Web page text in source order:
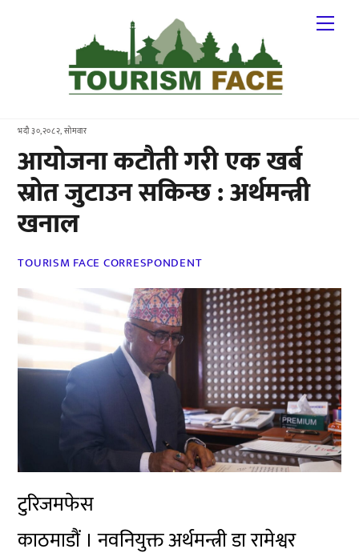
भदौ ३०,२०८२, सोमवार
आयोजना कटौती गरी एक खर्ब
स्रोत जुटाउन सकिन्छ : अर्थमन्त्री
खनाल
TOURISM FACE CORRESPONDENT
टुरिजमफेस
काठमाडौं । नवनियुक्त अर्थमन्त्री डा रामेश्वर